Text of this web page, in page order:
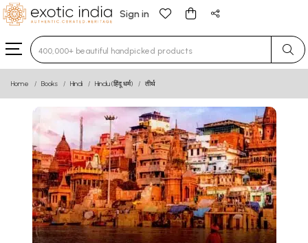
Sign in
Type 3 or more characters for results.
Home Books Hindi Hindu (हिंदू धर्म) तीर्थ